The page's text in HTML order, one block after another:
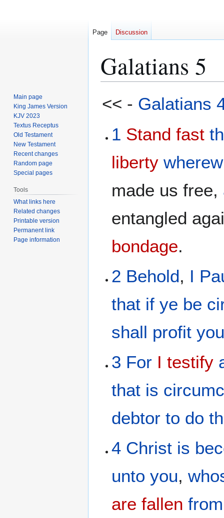
Galatians 5
to
to
<< - Galatians
1 Stand fast
liberty
made us free,
entangled
bondage.
2 Behold, I
that if ye be
shall profit
3 For I testify
that is
debtor to do
4 Christ is
unto you,
are fallen
Page Discussion
Main page
King James Version
KJV 2023
Textus Receptus
Old Testament
New Testament
Recent changes
Random page
Special pages
Tools
What links here
Related changes
Printable version
Permanent link
Page information